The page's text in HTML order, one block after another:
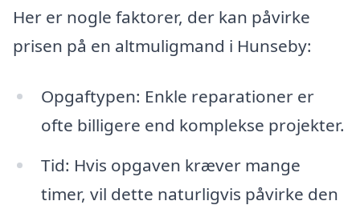
Her er nogle faktorer, der kan påvirke
prisen på en altmuligmand i Hunseby:
Opgaftypen: Enkle reparationer er
ofte billigere end komplekse projekter.
Tid: Hvis opgaven kræver mange
timer, vil dette naturligvis påvirke den